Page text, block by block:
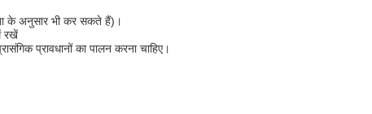
के अनुसार भी कर सकते हैं)।
रखें
प्रावधानों का पालन करना चाहिए।